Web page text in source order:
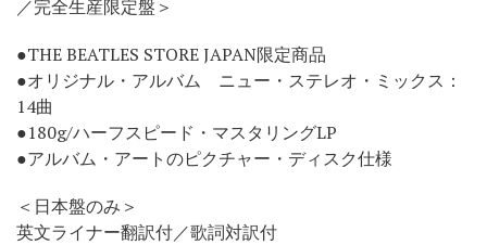
／完全生産限定盤＞
●THE BEATLES STORE JAPAN限定商品
●オリジナル・アルバム ニュー・ステレオ・ミックス：
14曲
●180g/ハーフスピード・マスタリングLP
●アルバム・アートのピクチャー・ディスク仕様
＜日本盤のみ＞
英文ライナー翻訳付／歌詞対訳付